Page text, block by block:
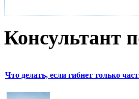
Консультант
Что делать, если гибнет только